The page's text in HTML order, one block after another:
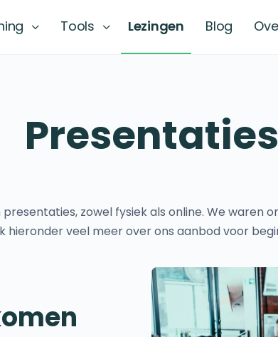
Tools Lezingen Blog
Presentaties
zowel fysiek als online. We waren
hieronder veel meer over ons aanbod voor